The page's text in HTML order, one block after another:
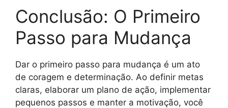
Conclusão: O Primeiro
Passo para Mudança
Dar o primeiro passo para mudança é um ato
de coragem e determinação. Ao definir metas
claras, elaborar um plano de ação, implementar
pequenos passos e manter a motivação, você